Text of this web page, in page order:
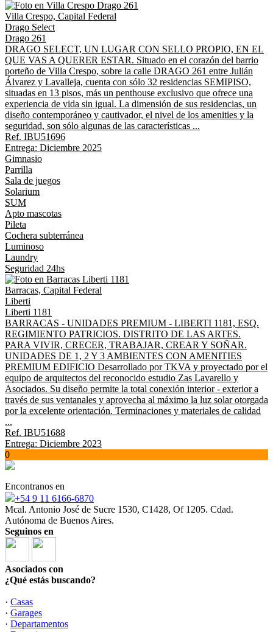
Villa Crespo, Capital Federal
Drago Select
Drago 261
DRAGO SELECT, UN LUGAR CON SELLO PROPIO, EN EL
QUE VAS A QUERER ESTAR. Situado en el corazón del barrio
porteño de Villa Crespo, sobre la calle DRAGO 261 entre Julián
Álvarez y Lavalleja, cuenta con sólo 32 residencias SEMIPISO,
situadas en 13 pisos, más un penthouse exclusivo que ofrece una
experiencia de vida sin igual. La dimensión de sus residencias, un
diseño contemporáneo y cautivador, el nivel de los amenities y la
seguridad, son sólo algunas de las características ...
Ref. IBU51696
Entrega: Diciembre 2025
Gimnasio
Parrilla
Sala de juegos
Solarium
SUM
Apto mascotas
Pileta
Cochera subterránea
Luminoso
Laundry
Seguridad 24hs
Barracas, Capital Federal
Liberti
Liberti 1181
BARRACAS - UNIDADES PREMIUM - LIBERTI 1181, ESQ.
REGIMIENTO PATRICIOS. DISTRITO DE LAS ARTES.
PARA VIVIR, CRECER, TRABAJAR, CREAR Y SOÑAR.
UNIDADES DE 1, 2 Y 3 AMBIENTES CON AMENITIES
PREMIUM EDIFICIO Desarrollado por TKVA y proyectado por el
equipo de arquitectos del reconocido estudio Zas Lavarello y
Asociados. Su diseño permite la total conexión interior - exterior a
través de sus ventanales y aprovecha al máximo la luz solar otorgada
por la excelente orientación. Terminaciones y materiales de calidad
...
Ref. IBU51688
Entrega: Diciembre 2023
0
Encontranos en
+54 9 11 6166-6870
Mcal. Antonio José de Sucre 1530, C1428, Of 1205. Cdad.
Autónoma de Buenos Aires.
Seguinos en
Asociados con
¿Qué estás buscando?
· Casas
· Garages
· Departamentos